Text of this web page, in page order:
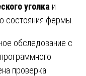
уголка и
состояния фермы.
обследование с
проверка